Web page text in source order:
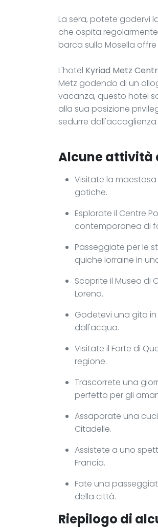
La sera, potete godervi
che ospita
barca sulla Mosella
L'hotel Kyriad Metz
Metz godendo di un
vacanza, questo hotel
alla sua posizione
sedurre
Alcune attività
Visitate la
gotiche.
Esplorate il Centre
contemporanea di
Passeggiate per le
quiche lorraine in
Scoprite il Museo di
Lorena.
Godetevi una gita
dall'acqua.
Visitate il Forte di
regione.
Trascorrete una
perfetto per gli
Assaporate una
Citadelle.
Assistete a uno
Francia.
Fate una
della città.
Riepilogo di